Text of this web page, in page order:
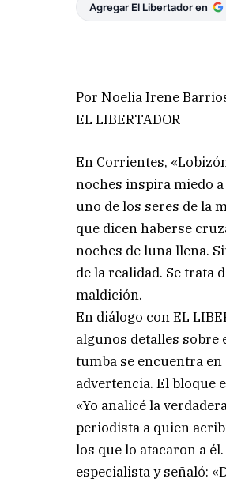
Agregar El Libertador en
Por Noelia Irene
EL LIBERTADOR
En Corrientes,
noches inspira miedo
uno de los seres de la
que dicen haberse
noches de luna llena.
de la realidad. Se trata
maldición.
En diálogo con EL
algunos detalles sobre
tumba se encuentra en
advertencia. El bloque
«Yo analicé la
periodista a quien
los que lo atacaron a
especialista y señaló: